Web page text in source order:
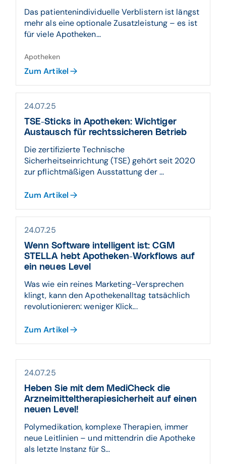
Das patientenindividuelle Verblistern ist längst
mehr als eine optionale Zusatzleistung – es ist
für viele Apotheken...
Apotheken
Zum Artikel
24.07.25
TSE-Sticks in Apotheken: Wichtiger
Austausch für rechtssicheren Betrieb
Die zertifizierte Technische
Sicherheitseinrichtung (TSE) gehört seit 2020
zur pflichtmäßigen Ausstattung der ...
Zum Artikel
24.07.25
Wenn Software intelligent ist: CGM
STELLA hebt Apotheken-Workflows auf
ein neues Level
Was wie ein reines Marketing-Versprechen
klingt, kann den Apothekenalltag tatsächlich
revolutionieren: weniger Klick...
Zum Artikel
24.07.25
Heben Sie mit dem MediCheck die
Arzneimitteltherapiesicherheit auf einen
neuen Level!
Polymedikation, komplexe Therapien, immer
neue Leitlinien – und mittendrin die Apotheke
als letzte Instanz für S...